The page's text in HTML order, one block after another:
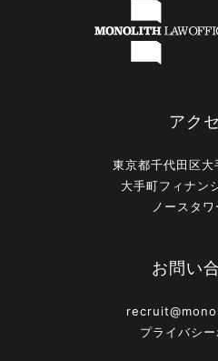
アク
東京都千代田区
大手町フィナン
ノースタ
お問い
プライバシ